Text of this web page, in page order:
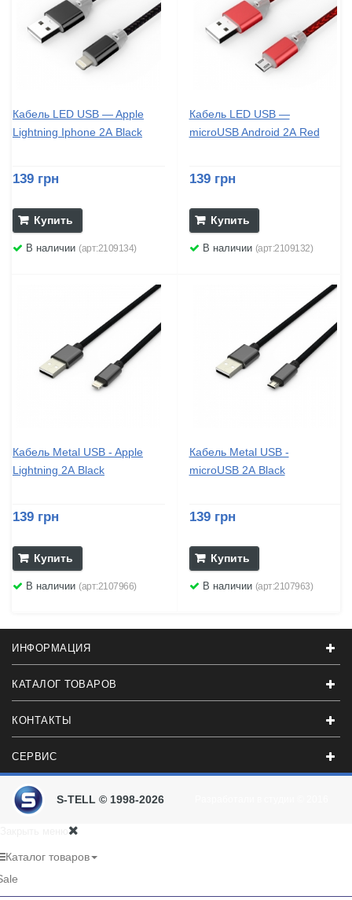
Кабель LED USB — Apple
Lightning Iphone 2А Black
139 грн
Купить
В наличии (арт:2109134)
Кабель LED USB —
microUSB Android 2А Red
139 грн
Купить
В наличии (арт:2109132)
Кабель Metal USB - Apple
Lightning 2А Black
139 грн
Купить
В наличии (арт:2107966)
Кабель Metal USB -
microUSB 2А Black
139 грн
Купить
В наличии (арт:2107963)
ИНФОРМАЦИЯ
КАТАЛОГ ТОВАРОВ
КОНТАКТЫ
СЕРВИС
S-TELL © 1998-2026
Каталог товаров